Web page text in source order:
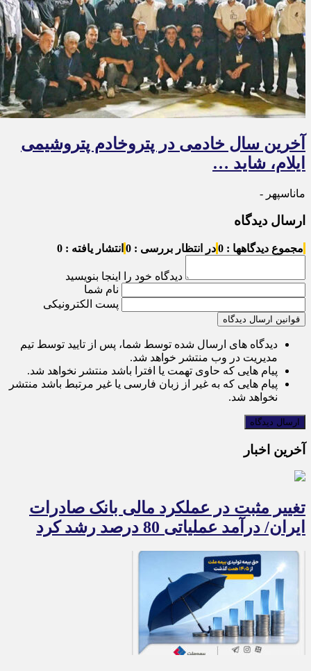
آخرین سال خادمی در پتروخادم پتروشیمی
ایلام، شاید …
ماناسپهر -
ارسال دیدگاه
مجموع دیدگاهها : 0 در انتظار بررسی : 0 انتشار یافته : 0
دیدگاه خود را اینجا بنویسید
نام شما
پست الکترونیکی
قوانین ارسال دیدگاه
دیدگاه های ارسال شده توسط شما، پس از تایید توسط تیم
مدیریت در وب منتشر خواهد شد.
پیام هایی که حاوی تهمت یا افترا باشد منتشر نخواهد شد.
پیام هایی که به غیر از زبان فارسی یا غیر مرتبط باشد منتشر
نخواهد شد.
آخرین اخبار
تغییر مثبت در عملکرد مالی بانک صادرات
ایران/ درآمد عملیاتی 80 درصد رشد کرد